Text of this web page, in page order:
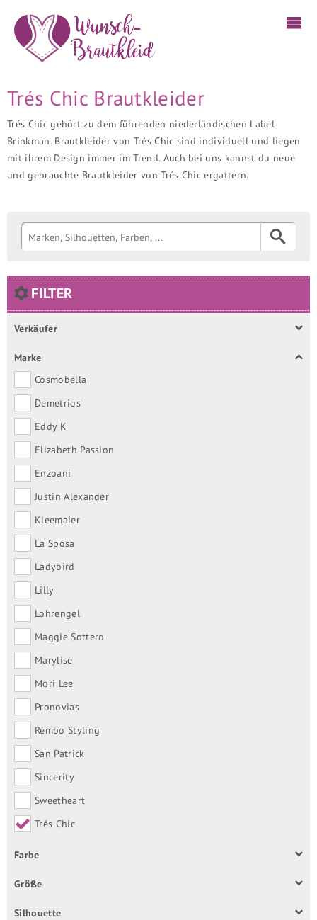
Trés Chic Brautkleider
Trés Chic gehört zu dem führenden niederländischen Label
Brinkman. Brautkleider von Trés Chic sind individuell und liegen
mit ihrem Design immer im Trend. Auch bei uns kannst du neue
und gebrauchte Brautkleider von Trés Chic ergattern.
FILTER
Verkäufer
Marke
Cosmobella
Demetrios
Eddy K
Elizabeth Passion
Enzoani
Justin Alexander
Kleemaier
La Sposa
Ladybird
Lilly
Lohrengel
Maggie Sottero
Marylise
Mori Lee
Pronovias
Rembo Styling
San Patrick
Sincerity
Sweetheart
Trés Chic
Farbe
Größe
Silhouette